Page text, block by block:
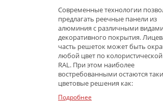
Современные технологии
предлагать реечные панели из
алюминия с различными видами
декоративного покрытия.
часть решеток может быть
любой цвет по
RAL. При этом наиболее
востребованными остаются
цветовые решения как:
Подробнее